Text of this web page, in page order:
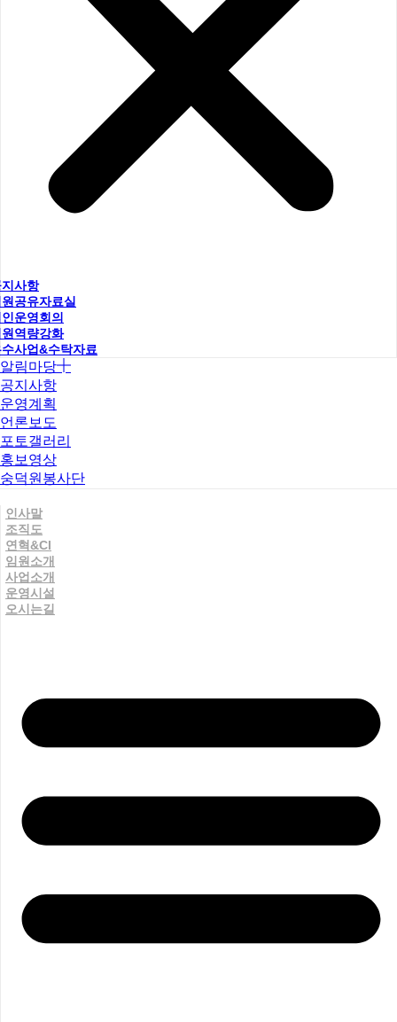
사항
공유자료실
운영회의
역량강화
사업&수탁자료
알림마당
공지사항
운영계획
언론보도
포토갤러리
홍보영상
숭덕원봉사단
인사말
조직도
연혁&CI
임원소개
사업소개
운영시설
오시는길